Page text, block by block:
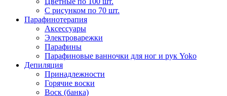
С рисунком по 70 шт.
Парафинотерапия
Аксессуары
Электроварежки
Парафины
Парафиновые ванночки для ног и рук Yoko
Депиляция
Принадлежности
Горячие воски
Воск (банка)